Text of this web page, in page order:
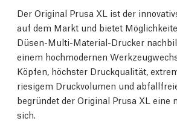
Der Original Prusa XL ist der
auf dem Markt und bietet
Düsen-Multi-Material-Drucker
einem hochmodernen
Köpfen, höchster Druckqualität,
riesigem Druckvolumen und
begründet der Original Prusa XL eine
sich.